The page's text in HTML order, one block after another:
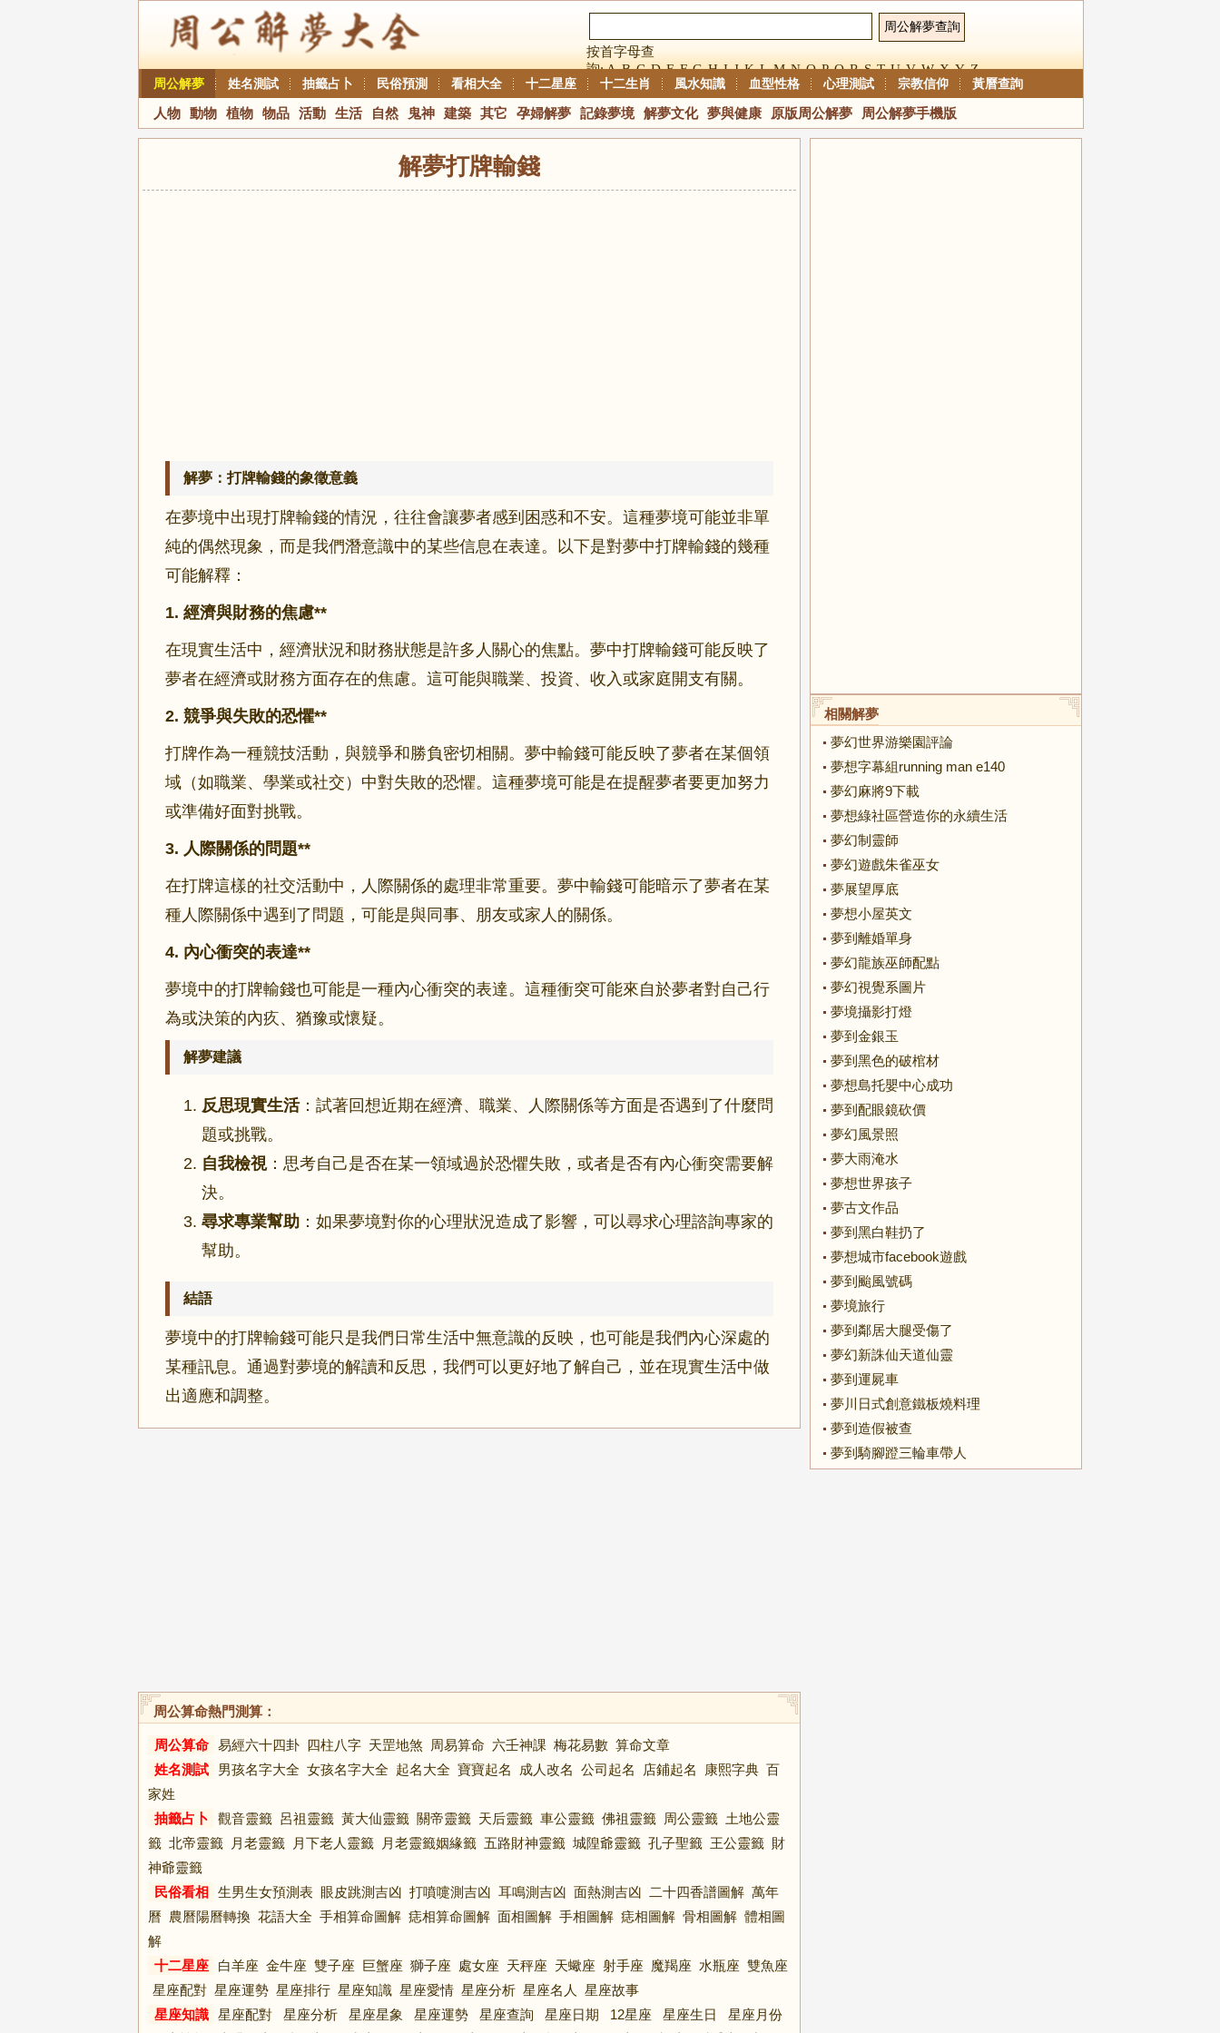
按首字母查
詢:A B C D E F G H I J K L M N O P Q R S T U V W X Y Z
周公解夢
姓名測試 抽籤占卜 民俗預測 看相大全 十二星座 十二生肖 風水知識 血型性格 心理測試 宗教信仰 黃曆查詢
人物 動物 植物 物品 活動 生活 自然 鬼神 建築 其它 孕婦解夢 記錄夢境 解夢文化 夢與健康 原版周公解夢 周公解夢手機版
解夢打牌輸錢
解夢：打牌輸錢的象徵意義
在夢境中出現打牌輸錢的情況，往往會讓夢者感到困惑和不安。這種夢境可能並非單
純的偶然現象，而是我們潛意識中的某些信息在表達。以下是對夢中打牌輸錢的幾種
可能解釋：
1. 經濟與財務的焦慮**
在現實生活中，經濟狀況和財務狀態是許多人關心的焦點。夢中打牌輸錢可能反映了
夢者在經濟或財務方面存在的焦慮。這可能與職業、投資、收入或家庭開支有關。
2. 競爭與失敗的恐懼**
打牌作為一種競技活動，與競爭和勝負密切相關。夢中輸錢可能反映了夢者在某個領
域（如職業、學業或社交）中對失敗的恐懼。這種夢境可能是在提醒夢者要更加努力
或準備好面對挑戰。
3. 人際關係的問題**
在打牌這樣的社交活動中，人際關係的處理非常重要。夢中輸錢可能暗示了夢者在某
種人際關係中遇到了問題，可能是與同事、朋友或家人的關係。
4. 內心衝突的表達**
夢境中的打牌輸錢也可能是一種內心衝突的表達。這種衝突可能來自於夢者對自己行
為或決策的內疚、猶豫或懷疑。
解夢建議
反思現實生活：試著回想近期在經濟、職業、人際關係等方面是否遇到了什麼問
題或挑戰。
自我檢視：思考自己是否在某一領域過於恐懼失敗，或者是否有內心衝突需要解
決。
尋求專業幫助 ：如果夢境對你的心理狀況造成了影響，可以尋求心理諮詢專家的
幫助。
結語
夢境中的打牌輸錢可能只是我們日常生活中無意識的反映，也可能是我們內心深處的
某種訊息。通過對夢境的解讀和反思，我們可以更好地了解自己，並在現實生活中做
出適應和調整。
周公算命熱門測算：
周公算命 易經六十四卦 四柱八字 天罡地煞 周易算命 六壬神課 梅花易數 算命文章
姓名測試
男孩名字大全 女孩名字大全 起名大全 寶寶起名 成人改名 公司起名 店鋪起名 康熙字典 百
家姓
抽籤占卜
觀音靈籤 呂祖靈籤 黃大仙靈籤 關帝靈籤 天后靈籤 車公靈籤 佛祖靈籤 周公靈籤 土地公靈
籤 北帝靈籤 月老靈籤 月下老人靈籤 月老靈籤姻緣籤 五路財神靈籤 城隍爺靈籤 孔子聖籤 王公靈籤 財
神爺靈籤
民俗看相
生男生女預測表 眼皮跳測吉凶 打噴嚏測吉凶 耳鳴測吉凶 面熱測吉凶 二十四香譜圖解 萬年
曆 農曆陽曆轉換 花語大全 手相算命圖解 痣相算命圖解 面相圖解 手相圖解 痣相圖解 骨相圖解 體相圖
解
十二星座
白羊座 金牛座 雙子座 巨蟹座 獅子座 處女座 天秤座 天蠍座 射手座 魔羯座 水瓶座 雙魚座
星座配對 星座運勢 星座排行 星座知識 星座愛情 星座分析 星座名人
星座故事
星座知識 星座配對 星座分析 星座星象 星座運勢 星座查詢 星座日期 12星座 星座生日
星座月份
相關解夢
夢幻世界游樂園評論
夢想字幕組running man e140
夢幻麻將9下載
夢想綠社區營造你的永續生活
夢幻制靈師
夢幻遊戲朱雀巫女
夢展望厚底
夢想小屋英文
夢到離婚單身
夢幻龍族巫師配點
夢幻視覺系圖片
夢境攝影打燈
夢到金銀玉
夢到黑色的破棺材
夢想島托嬰中心成功
夢到配眼鏡砍價
夢幻風景照
夢大雨淹水
夢想世界孩子
夢古文作品
夢到黑白鞋扔了
夢想城市facebook遊戲
夢到颱風號碼
夢境旅行
夢到鄰居大腿受傷了
夢幻新誅仙天道仙靈
夢到運屍車
夢川日式創意鐵板燒料理
夢到造假被查
夢到騎腳蹬三輪車帶人